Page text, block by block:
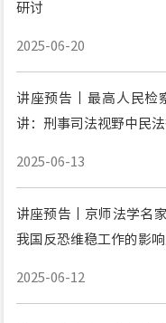
研讨
2025-06-20
讲座预告丨最高人民
讲：刑事司法视野中民
2025-06-13
讲座预告丨京师法学名
我国反恐维稳工作的影
2025-06-12